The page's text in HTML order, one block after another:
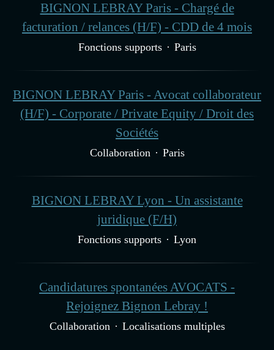
BIGNON LEBRAY Paris - Chargé de
facturation / relances (H/F) - CDD de 4 mois
Fonctions supports · Paris
BIGNON LEBRAY Paris - Avocat collaborateur
(H/F) - Corporate / Private Equity / Droit des
Sociétés
Collaboration · Paris
BIGNON LEBRAY Lyon - Un assistante
juridique (F/H)
Fonctions supports · Lyon
Candidatures spontanées AVOCATS -
Rejoignez Bignon Lebray !
Collaboration · Localisations multiples